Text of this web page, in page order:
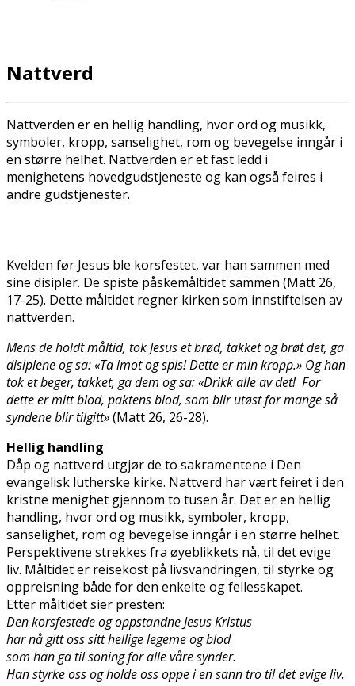
Nattverd
Nattverden er en hellig handling, hvor ord og musikk,
symboler, kropp, sanselighet, rom og bevegelse inngår i
en større helhet. Nattverden er et fast ledd i
menighetens hovedgudstjeneste og kan også feires i
andre gudstjenester.
Kvelden før Jesus ble korsfestet, var han sammen med
sine disipler. De spiste påskemåltidet sammen (Matt 26,
17-25). Dette måltidet regner kirken som innstiftelsen av
nattverden.
Mens de holdt måltid, tok Jesus et brød, takket og brøt det, ga
disiplene og sa: «Ta imot og spis! Dette er min kropp.» Og han
tok et beger, takket, ga dem og sa: «Drikk alle av det! For
dette er mitt blod, paktens blod, som blir utøst for mange så
syndene blir tilgitt»(Matt 26, 26-28).
Hellig handling
Dåp og nattverd utgjør de to sakramentene i Den
evangelisk lutherske kirke. Nattverd har vært feiret i den
kristne menighet gjennom to tusen år. Det er en hellig
handling, hvor ord og musikk, symboler, kropp,
sanselighet, rom og bevegelse inngår i en større helhet.
Perspektivene strekkes fra øyeblikkets nå, til det evige
liv. Måltidet er reisekost på livsvandringen, til styrke og
oppreisning både for den enkelte og fellesskapet.
Etter måltidet sier presten:
Den korsfestede og oppstandne Jesus Kristus
har nå gitt oss sitt hellige legeme og blod
som han ga til soning for alle våre synder.
Han styrke oss og holde oss oppe i en sann tro til det evige liv.